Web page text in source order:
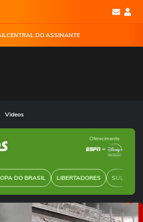
CENTRAL DO ASSINANTE
Videos
DO BRASIL LIBERTADORES SUL-
Oferecimento